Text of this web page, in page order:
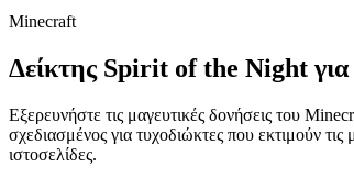
Minecraft
Δείκτης Spirit of the Night
Εξερευνήστε τις μαγευτικές δονήσεις του
σχεδιασμένος για τυχοδιώκτες που εκτιμούν
ιστοσελίδες.